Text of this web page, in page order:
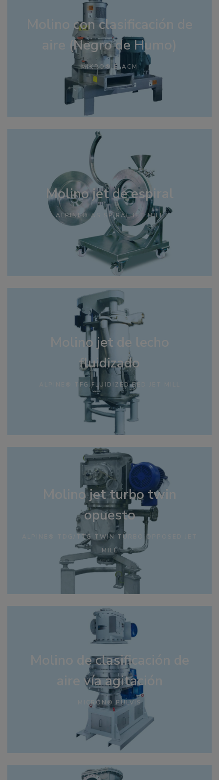
Molino con clasificación de
aire (Negro de Humo)
MIKRO® E-ACM
Molino jet de espiral
ALPINE® AS SPIRAL JET MILL
Molino jet de lecho
fluidizado
ALPINE® TFG FLUIDIZED BED JET MILL
Molino jet turbo twin
opuesto
ALPINE® TDG/TTG TWIN TURBO OPPOSED JET
MILL
Molino de clasificación de
aire vía agitación
MICRON® PULVIS